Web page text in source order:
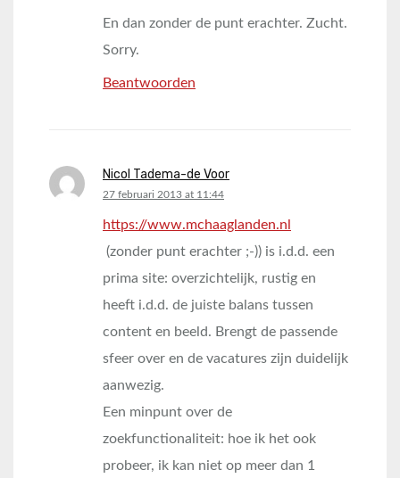
En dan zonder de punt erachter. Zucht.
Sorry.
Beantwoorden
Nicol Tadema-de Voor
says:
27 februari 2013 at 11:44
https://www.mchaaglanden.nl
(zonder punt erachter ;-)) is i.d.d. een
prima site: overzichtelijk, rustig en
heeft i.d.d. de juiste balans tussen
content en beeld. Brengt de passende
sfeer over en de vacatures zijn duidelijk
aanwezig.
Een minpunt over de
zoekfunctionaliteit: hoe ik het ook
probeer, ik kan niet op meer dan 1